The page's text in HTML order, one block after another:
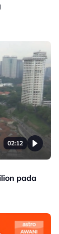
02:12
pada